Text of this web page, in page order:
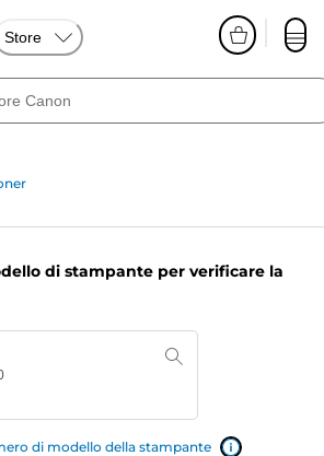
Store
di stampante per verificare la
di modello della stampante